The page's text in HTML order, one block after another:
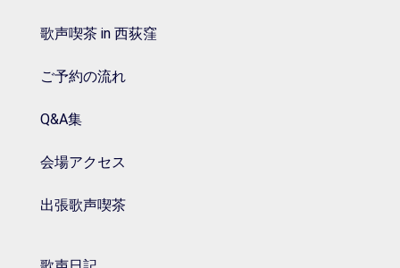
歌声喫茶 in 西荻窪
ご予約の流れ
Q&A集
会場アクセス
出張歌声喫茶